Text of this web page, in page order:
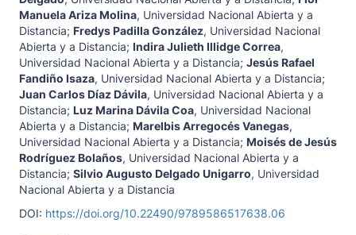
Manuela Ariza Molina, Universidad Nacional Abierta y a
Distancia; Fredys Padilla González, Universidad Nacional
Abierta y a Distancia; Indira Julieth Illidge Correa,
Universidad Nacional Abierta y a Distancia; Jesús Rafael
Fandiño Isaza, Universidad Nacional Abierta y a Distancia;
Juan Carlos Díaz Dávila, Universidad Nacional Abierta y a
Distancia; Luz Marina Dávila Coa, Universidad Nacional
Abierta y a Distancia; Marelbis Arregocés Vanegas,
Universidad Nacional Abierta y a Distancia; Moisés de Jesús
Rodríguez Bolaños, Universidad Nacional Abierta y a
Distancia; Silvio Augusto Delgado Unigarro, Universidad
Nacional Abierta y a Distancia
DOI: https://doi.org/10.22490/9789586517638.06